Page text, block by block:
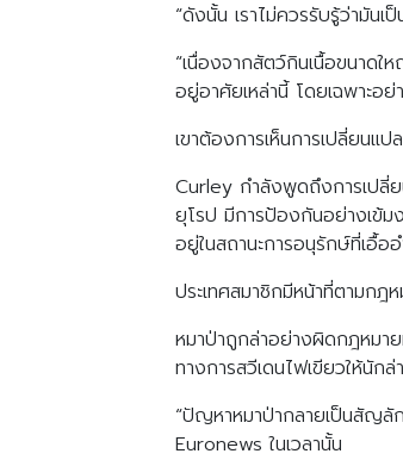
“ดังนั้น เราไม่ควรรับรู้ว่ามัน
“เนื่องจากสัตว์กินเนื้อขนาด
อยู่อาศัยเหล่านี้ โดยเฉพาะ
เขาต้องการเห็นการเปลี่ยนแ
Curley กำลังพูดถึงการเปลี่
ยุโรป มีการป้องกันอย่างเข้ม
อยู่ในสถานะการอนุรักษ์ที่เอื้อ
ประเทศสมาชิกมีหน้าที่ตามก
หมาป่าถูกล่าอย่างผิดกฎหมา
ทางการสวีเดนไฟเขียวให้นั
“ปัญหาหมาป่ากลายเป็นสัญลั
Euronews ในเวลานั้น